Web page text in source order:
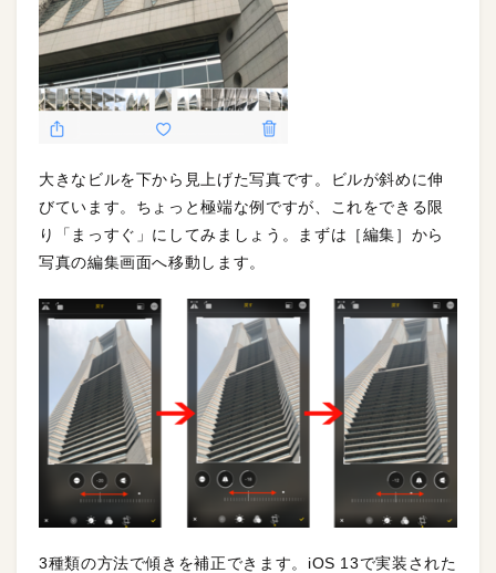
大きなビルを下から見上げた写真です。ビルが斜めに伸
びています。ちょっと極端な例ですが、これをできる限
り「まっすぐ」にしてみましょう。まずは［編集］から
写真の編集画面へ移動します。
3種類の方法で傾きを補正できます。iOS 13で実装された